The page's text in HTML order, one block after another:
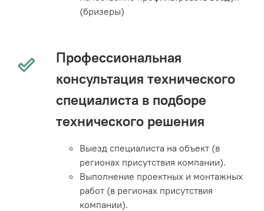
(бризеры)
Профессиональная
консультация технического
специалиста в подборе
технического решения
Выезд специалиста на объект (в
регионах присутствия компании).
Выполнение проектных и монтажных
работ (в регионах присутствия
компании).